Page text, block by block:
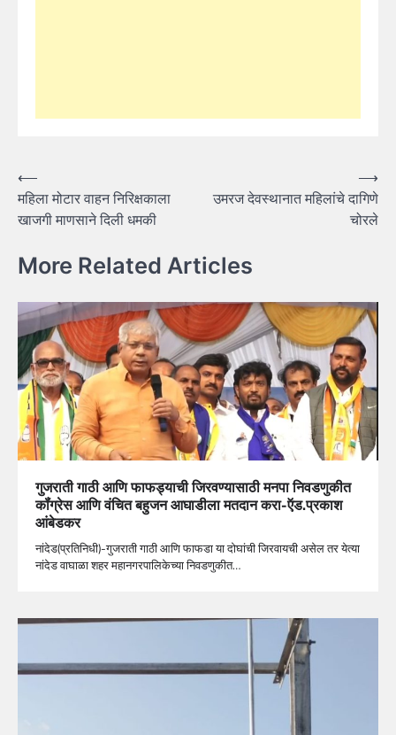
Post
navigation
⟵
महिला मोटार वाहन निरिक्षकाला
खाजगी माणसाने दिली धमकी
उमरज देवस्थानात महिलांचे दागिणे
चोरले
⟶
More Related Articles
गुजराती गाठी आणि फाफड्याची जिरवण्यासाठी मनपा निवडणुकीत
कॉंग्रेस आणि वंचित बहुजन आघाडीला मतदान करा-ऍड.प्रकाश
आंबेडकर
नांदेड(प्रतिनिधी)-गुजराती गाठी आणि फाफडा या दोघांची जिरवायची असेल तर येत्या
नांदेड वाघाळा शहर महानगरपालिकेच्या निवडणुकीत…